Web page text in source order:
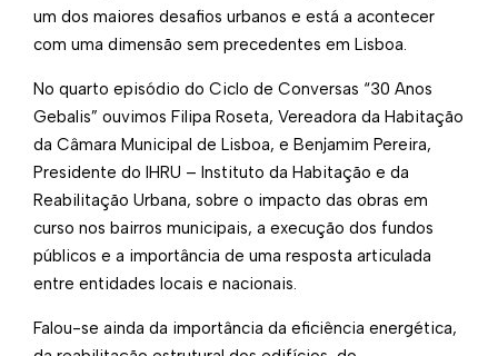
um dos maiores desafios urbanos e está a acontecer
com uma dimensão sem precedentes em Lisboa.
No quarto episódio do Ciclo de Conversas “30 Anos
Gebalis” ouvimos Filipa Roseta, Vereadora da Habitação
da Câmara Municipal de Lisboa, e Benjamim Pereira,
Presidente do IHRU – Instituto da Habitação e da
Reabilitação Urbana, sobre o impacto das obras em
curso nos bairros municipais, a execução dos fundos
públicos e a importância de uma resposta articulada
entre entidades locais e nacionais.
Falou-se ainda da importância da eficiência energética,